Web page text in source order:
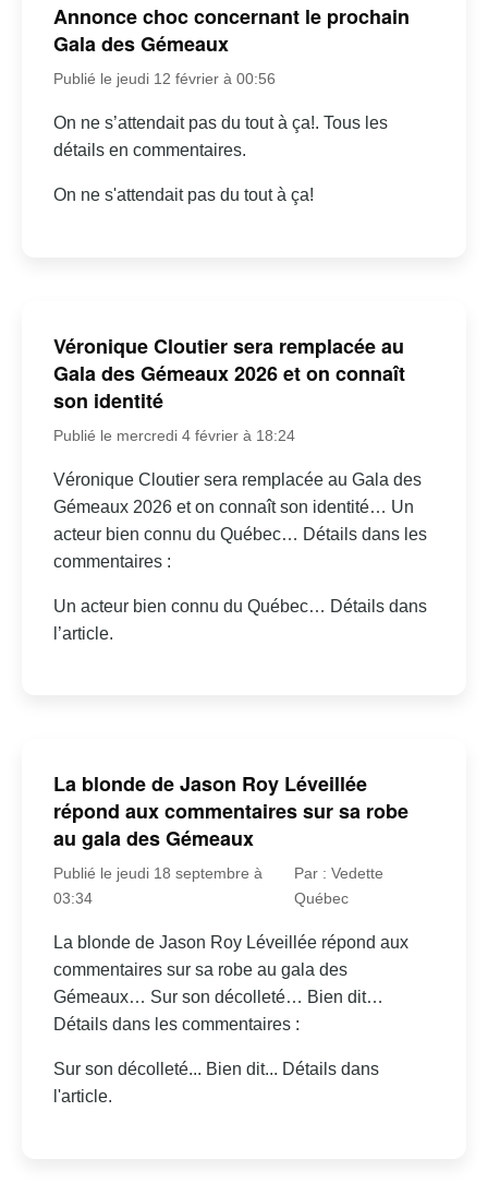
Annonce choc concernant le prochain
Gala des Gémeaux
Publié le jeudi 12 février à 00:56
On ne s’attendait pas du tout à ça!. Tous les
détails en commentaires.
On ne s'attendait pas du tout à ça!
Véronique Cloutier sera remplacée au
Gala des Gémeaux 2026 et on connaît
son identité
Publié le mercredi 4 février à 18:24
Véronique Cloutier sera remplacée au Gala des
Gémeaux 2026 et on connaît son identité… Un
acteur bien connu du Québec… Détails dans les
commentaires :
Un acteur bien connu du Québec… Détails dans
l’article.
La blonde de Jason Roy Léveillée
répond aux commentaires sur sa robe
au gala des Gémeaux
Publié le jeudi 18 septembre à
03:34
Par : Vedette
Québec
La blonde de Jason Roy Léveillée répond aux
commentaires sur sa robe au gala des
Gémeaux… Sur son décolleté… Bien dit…
Détails dans les commentaires :
Sur son décolleté... Bien dit... Détails dans
l'article.